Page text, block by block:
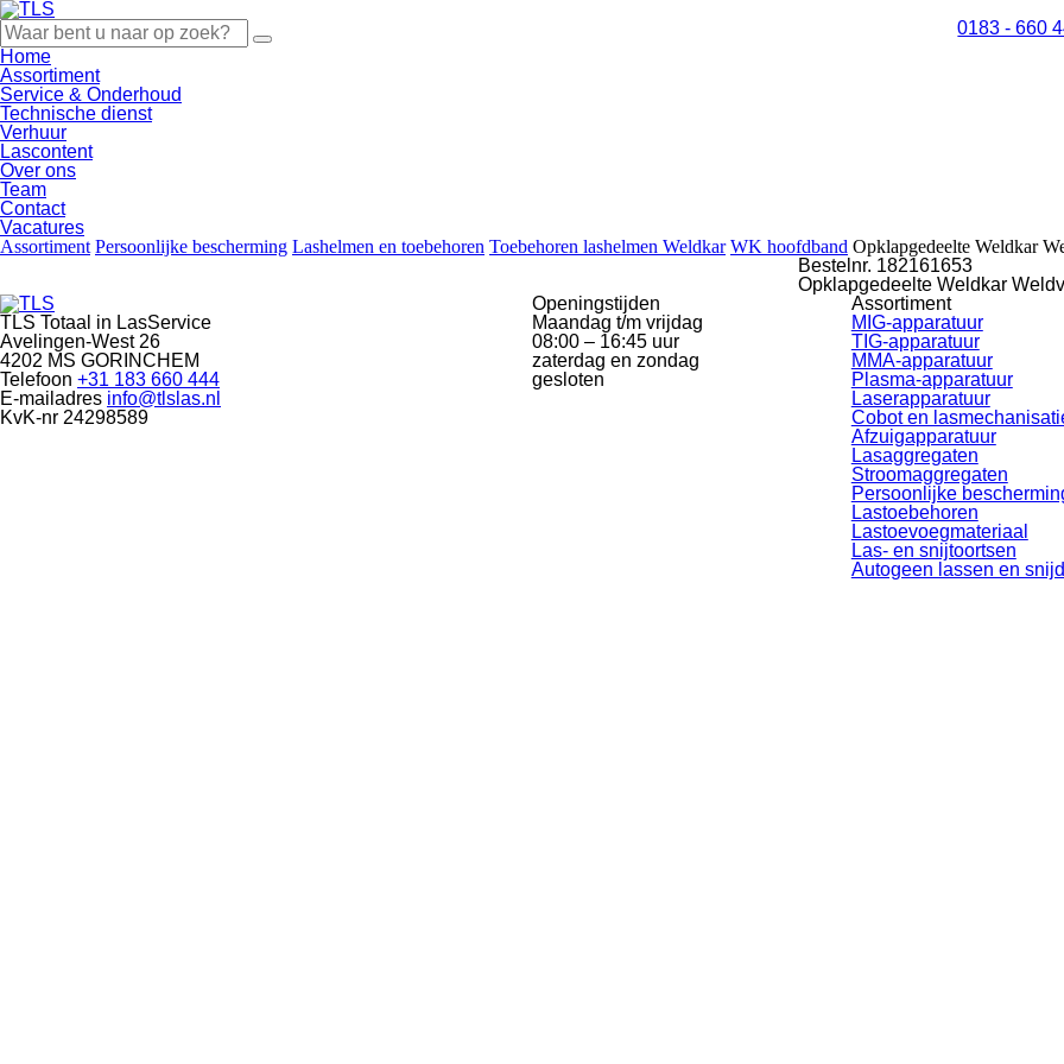
0183 - 660
Home
Assortiment
Service & Onderhoud
Technische dienst
Verhuur
Lascontent
Over ons
Team
Contact
Vacatures
Assortiment Persoonlijke bescherming Lashelmen en toebehoren Toebehoren lashelmen Weldkar WK hoofdband Opklapgedeelte Weldkar
Bestelnr. 182161653
Opklapgedeelte Weldkar
TLS Totaal in LasService
Avelingen-West 26
4202 MS GORINCHEM
Telefoon +31 183 660 444
E-mailadres info@tlslas.nl
KvK-nr 24298589
Openingstijden
Maandag t/m vrijdag
08:00 – 16:45 uur
zaterdag en zondag
gesloten
Assortiment
MIG-apparatuur
TIG-apparatuur
MMA-apparatuur
Plasma-apparatuur
Laserapparatuur
Cobot en
Afzuigapparatuur
Lasaggregaten
Stroomaggregaten
Persoonlijke
Lastoebehoren
Lastoevoegmateriaal
Las- en snijtoortsen
Autogeen lassen en